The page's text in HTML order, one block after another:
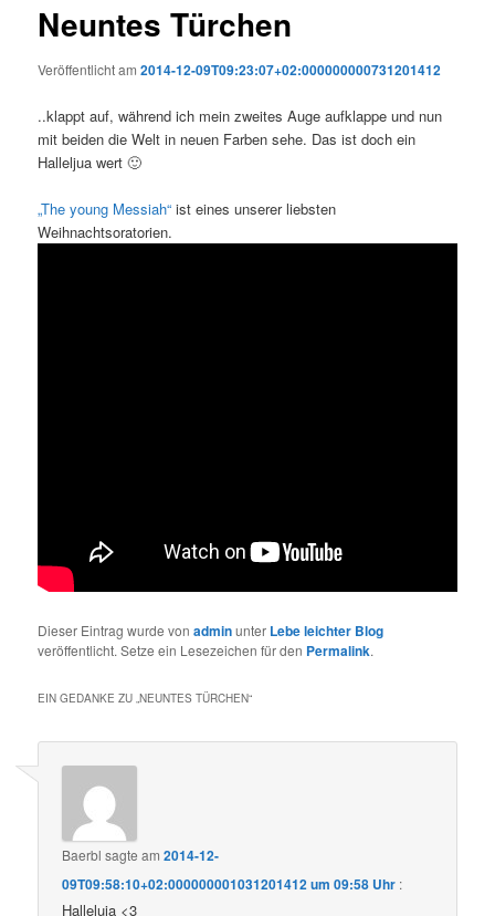
Neuntes Türchen
Veröffentlicht am2014-12-09T09:23:07+02:000000000731201412
..klappt auf, während ich mein zweites Auge aufklappe und nun
mit beiden die Welt in neuen Farben sehe. Das ist doch ein
Halleljua wert 🙂
„The young Messiah“ ist eines unserer liebsten
Weihnachtsoratorien.
Dieser Eintrag wurde vonadminunter Lebe leichter Blog
veröffentlicht. Setze ein Lesezeichen für den Permalink.
EIN GEDANKE ZU „NEUNTES TÜRCHEN“
Baerbl sagte am2014-12-
09T09:58:10+02:000000001031201412 um 09:58 Uhr :
Halleluja <3